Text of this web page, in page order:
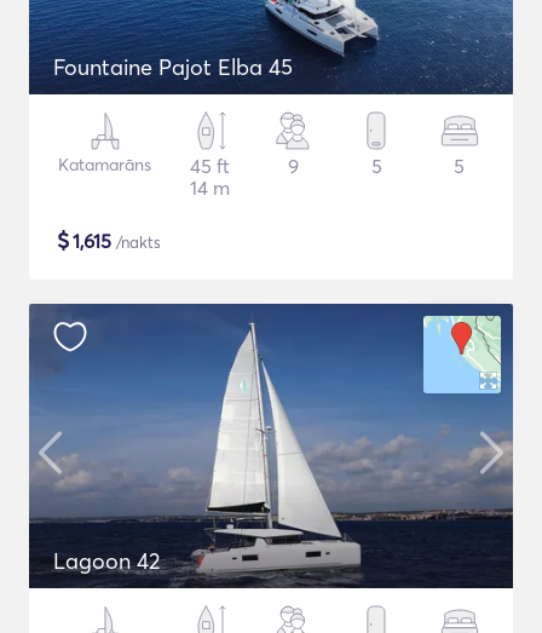
Fountaine Pajot Elba 45
Katamarāns
45 ft
14 m
9 5 5
$1,615 /nakts
Lagoon 42